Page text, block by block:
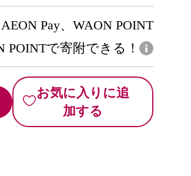
Pay、WAON POINT
POINTで寄附できる！
お気に入りに追
加する